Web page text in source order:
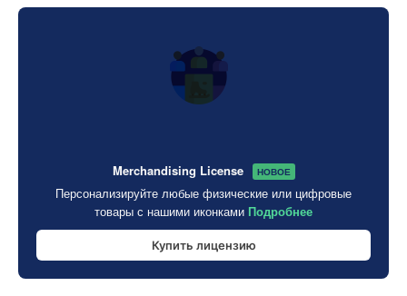
Merchandising License НОВОЕ
Персонализируйте любые физические или цифровые
товары с нашими иконками Подробнее
Купить лицензию